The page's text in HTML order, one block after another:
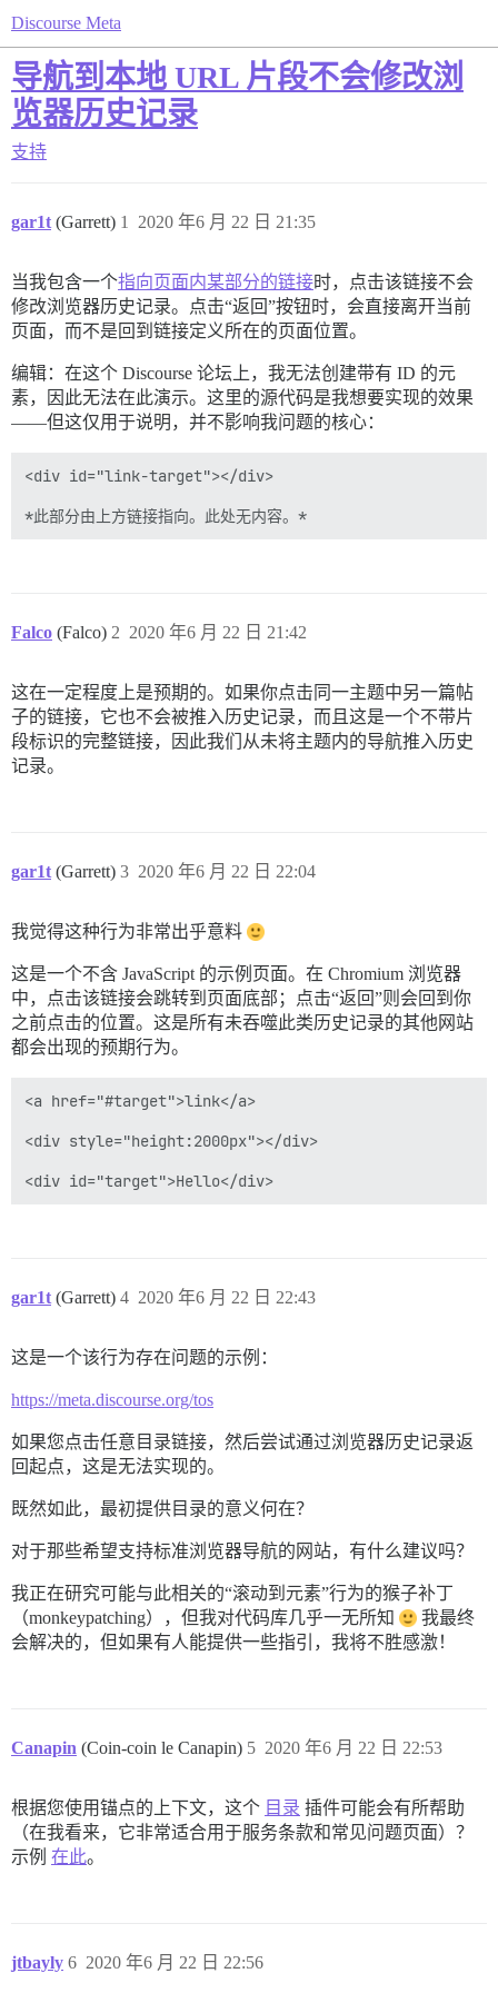
Discourse Meta
导航到本地 URL 片段不会修改浏
览器历史记录
支持
gar1t (Garrett) 2020 年6 月 22 日 21:35
1
当我包含一个指向页面内某部分的链接时，点击该链接不会
修改浏览器历史记录。点击“返回”按钮时，会直接离开当前
页面，而不是回到链接定义所在的页面位置。
编辑：在这个 Discourse 论坛上，我无法创建带有 ID 的元
素，因此无法在此演示。这里的源代码是我想要实现的效果
——但这仅用于说明，并不影响我问题的核心：
<div id="link-target"></div>
Falco (Falco) 2020 年6 月 22 日 21:42
2
这在一定程度上是预期的。如果你点击同一主题中另一篇帖
子的链接，它也不会被推入历史记录，而且这是一个不带片
段标识的完整链接，因此我们从未将主题内的导航推入历史
记录。
gar1t (Garrett) 2020 年6 月 22 日 22:04
3
我觉得这种行为非常出乎意料
这是一个不含 JavaScript 的示例页面。在 Chromium 浏览器
中，点击该链接会跳转到页面底部；点击“返回”则会回到你
之前点击的位置。这是所有未吞噬此类历史记录的其他网站
都会出现的预期行为。
<a href="#target">link</a>
<div style="height:2000px"></div>
gar1t (Garrett) 2020 年6 月 22 日 22:43
4
这是一个该行为存在问题的示例：
https://meta.discourse.org/tos
如果您点击任意目录链接，然后尝试通过浏览器历史记录返
回起点，这是无法实现的。
既然如此，最初提供目录的意义何在？
对于那些希望支持标准浏览器导航的网站，有什么建议吗？
我正在研究可能与此相关的“滚动到元素”行为的猴子补丁
（monkeypatching），但我对代码库几乎一无所知
我最终
会解决的，但如果有人能提供一些指引，我将不胜感激！
Canapin (Coin-coin le Canapin) 2020 年6 月 22 日 22:53
5
根据您使用锚点的上下文，这个 目录 插件可能会有所帮助
（在我看来，它非常适合用于服务条款和常见问题页面）？
示例 在此。
jtbayly 2020 年6 月 22 日 22:56
6